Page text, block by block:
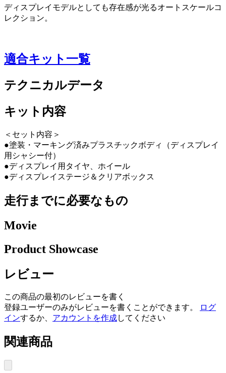
ディスプレイモデルとしても存在感が光るオートスケールコ
レクション。
適合キット一覧
テクニカルデータ
キット内容
＜セット内容＞
●塗装・マーキング済みプラスチックボディ（ディスプレイ
用シャシー付）
●ディスプレイ用タイヤ、ホイール
●ディスプレイステージ＆クリアボックス
走行までに必要なもの
Movie
Product Showcase
レビュー
この商品の最初のレビューを書く
登録ユーザーのみがレビューを書くことができます。
ログ
インするか、 アカウントを作成してください
関連商品